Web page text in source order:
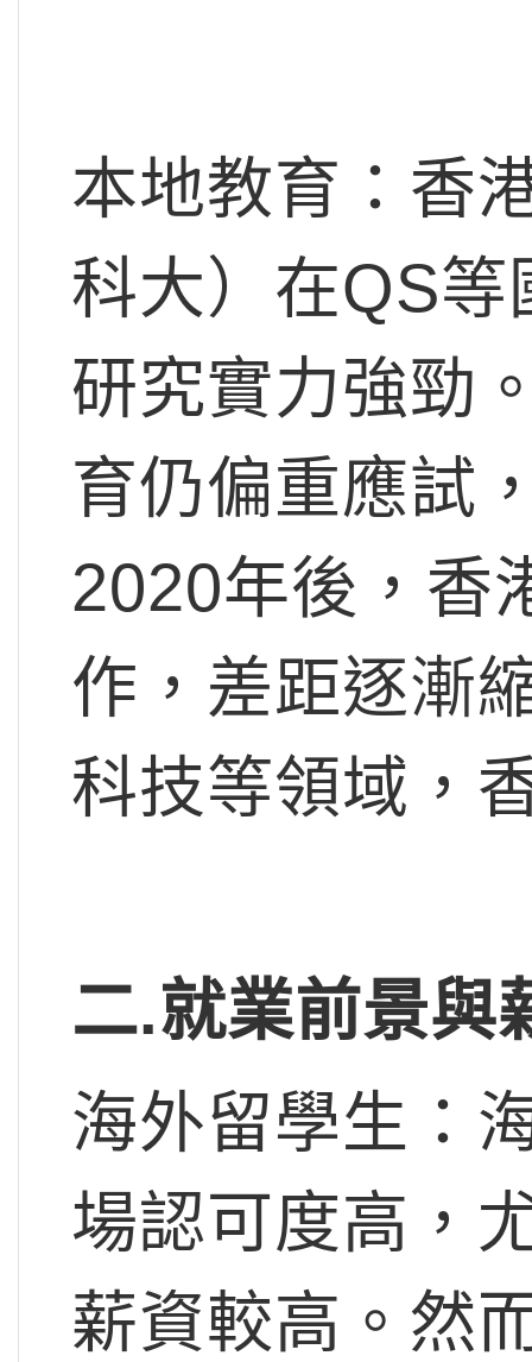
本地教育：香
科大）在QS
研究實力強勁
育仍偏重應試
2020年後，香
作，差距逐漸
科技等領域，
二.就業前景與
海外留學生：
場認可度高，
薪資較高。然